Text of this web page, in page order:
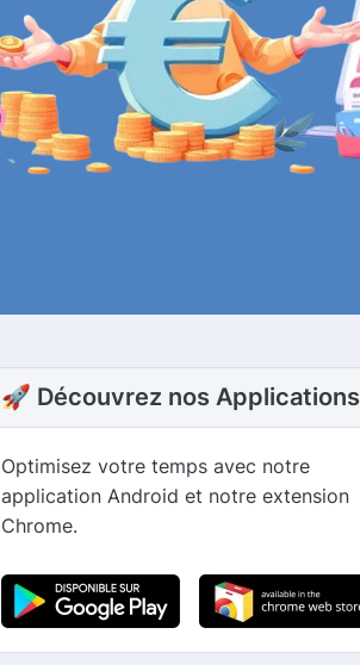
🚀 Découvrez nos Applications
Optimisez votre temps avec notre
application Android et notre extension
Chrome.